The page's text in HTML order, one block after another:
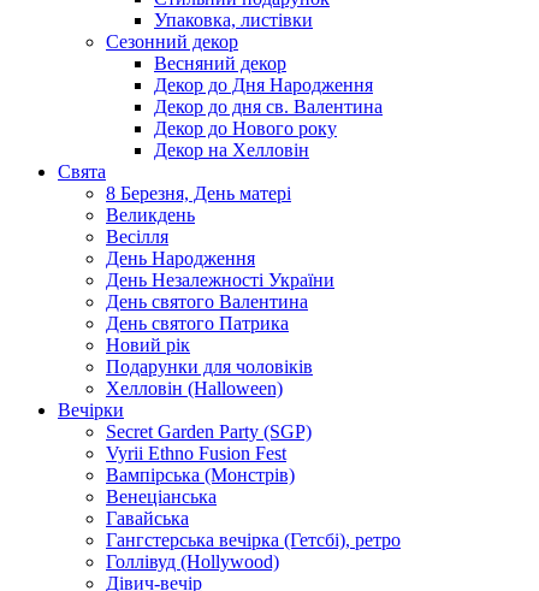
Упаковка, листівки
Сезонний декор
Весняний декор
Декор до Дня Народження
Декор до дня св. Валентина
Декор до Нового року
Декор на Хелловін
Свята
8 Березня, День матері
Великдень
Весілля
День Народження
День Незалежності України
День святого Валентина
День святого Патрика
Новий рік
Подарунки для чоловіків
Хелловін (Halloween)
Вечірки
Secret Garden Party (SGP)
Vyrii Ethno Fusion Fest
Вампірська (Монстрів)
Венеціанська
Гавайська
Гангстерська вечірка (Гетсбі), ретро
Голлівуд (Hollywood)
Дівич-вечір